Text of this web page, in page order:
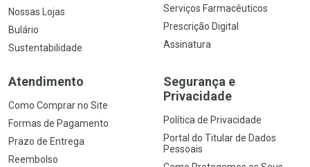
Nossas Lojas
Bulário
Sustentabilidade
Serviços Farmacêuticos
Prescrição Digital
Assinatura
Atendimento
Como Comprar no Site
Formas de Pagamento
Prazo de Entrega
Reembolso
Segurança e
Privacidade
Política de Privacidade
Portal do Titular de Dados
Pessoais